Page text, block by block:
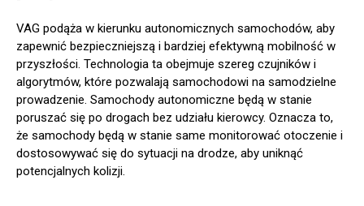
VAG podąża w kierunku autonomicznych samochodów, aby
zapewnić bezpieczniejszą i bardziej efektywną mobilność w
przyszłości. Technologia ta obejmuje szereg czujników i
algorytmów, które pozwalają samochodowi na samodzielne
prowadzenie. Samochody autonomiczne będą w stanie
poruszać się po drogach bez udziału kierowcy. Oznacza to,
że samochody będą w stanie same monitorować otoczenie i
dostosowywać się do sytuacji na drodze, aby uniknąć
potencjalnych kolizji.